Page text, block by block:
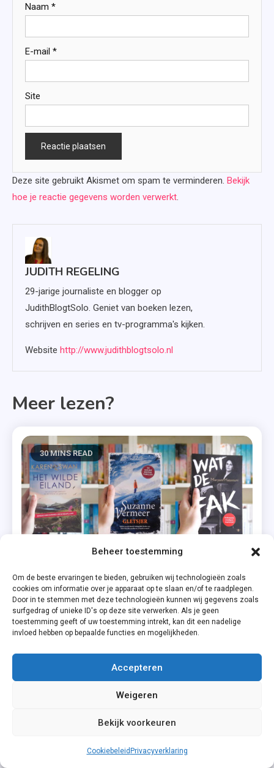
Beheer toestemming
Om de beste ervaringen te bieden, gebruiken wij technologieën zoals
cookies om informatie over je apparaat op te slaan en/of te raadplegen.
Door in te stemmen met deze technologieën kunnen wij gegevens zoals
surfgedrag of unieke ID's op deze site verwerken. Als je geen
toestemming geeft of uw toestemming intrekt, kan dit een nadelige
invloed hebben op bepaalde functies en mogelijkheden.
Accepteren
Weigeren
Bekijk voorkeuren
Cookiebeleid Privacyverklaring
Naam *
E-mail *
Site
Deze site gebruikt Akismet om spam te verminderen. Bekijk
hoe je reactie gegevens worden verwerkt.
JUDITH REGELING
29-jarige journaliste en blogger op
JudithBlogtSolo. Geniet van boeken lezen,
schrijven en series en tv-programma's kijken.
Website http://www.judithblogtsolo.nl
Meer lezen?
30 MINS READ
in de afgelopen vier maanden